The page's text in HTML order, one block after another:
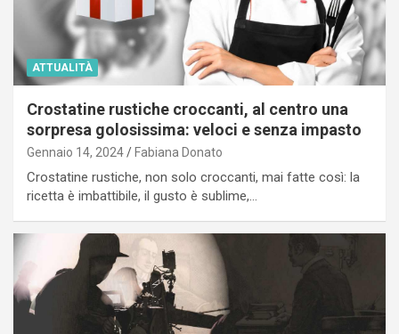
ATTUALITÀ
Crostatine rustiche croccanti, al centro una
sorpresa golosissima: veloci e senza impasto
Gennaio 14, 2024 Fabiana Donato
Crostatine rustiche, non solo croccanti, mai fatte così: la
ricetta è imbattibile, il gusto è sublime,…